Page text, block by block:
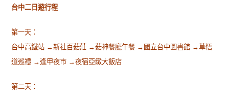
台中二日遊行程
第一天：
台中高鐵站 →新社百菇莊 →菇神餐廳午餐 →國立台中圖書館 →草悟
道巡禮 →逢甲夜市 →夜宿亞緻大飯店
第二天：